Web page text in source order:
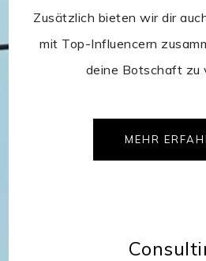
Zusätzlich bieten wir dir
mit Top-Influencern
deine Botschaft zu
MEHR